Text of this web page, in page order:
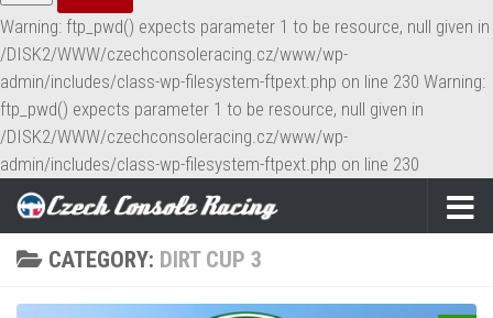
Warning: ftp_pwd() expects parameter 1 to be resource, null given in
/DISK2/WWW/czechconsoleracing.cz/www/wp-
admin/includes/class-wp-filesystem-ftpext.php on line 230 Warning:
ftp_pwd() expects parameter 1 to be resource, null given in
/DISK2/WWW/czechconsoleracing.cz/www/wp-
admin/includes/class-wp-filesystem-ftpext.php on line 230
CATEGORY: DIRT CUP 3